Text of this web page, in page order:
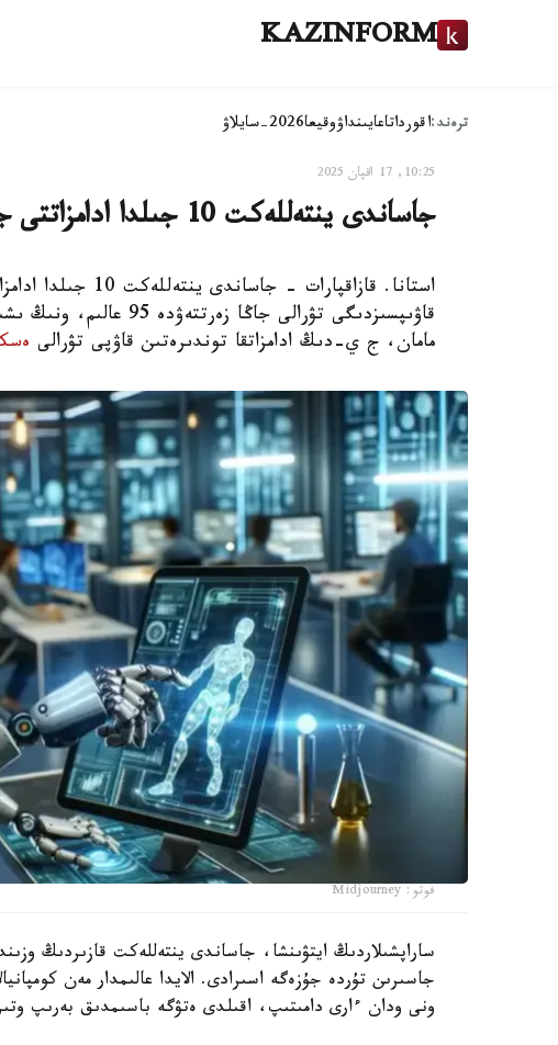
KAZINFORM
ترەند:اقورداتاعايىنداۋوقيعا2026-سايلاۋ
10:25, 17 اقپان 2025
جاساندى ينتەللەكت 10 جىلدا ادامزاتتى جويىپ جىبەرۋى مۇمكىن
استانا.
قاۋىپسىزدىگى تۋرالى
مامان، ج ي-دىڭ ادامزاتقا توندىرەتىن قاۋپى تۋرالى
فوتو: Midjourney
ساراپشىلاردىڭ ايتۋىنشا، جاساندى ينتەللەكت قازىردىڭ
جاسىرىن تۇردە جۇزەگە اسىرادى. الايدا عالىمدار مەن
ونى ودان ءارى دامىتىپ، اقىلدى ەتۋگە باسىمدىق بەرىپ